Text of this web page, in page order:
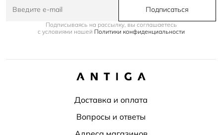
Подписаться
Подписываясь на рассылку, вы соглашаетесь
с условиями нашей Политики конфиденциальности
Доставка и оплата
Вопросы и ответы